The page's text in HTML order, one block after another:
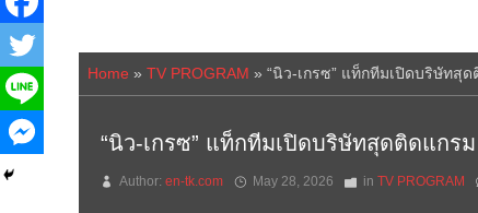
Home » TV PROGRAM » “นิว-เกรซ” แท็กทีมเปิดบริษัทสุ
“นิว-เกรซ” แท็กทีมเปิดบริษัทสุดติดแกร
Author: en-tk.com May 28, 2026 in TV PROGRAM